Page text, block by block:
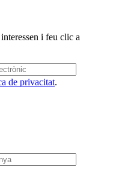
i feu clic a
de privacitat.